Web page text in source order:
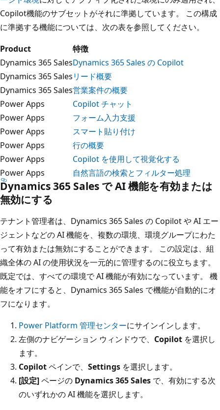
Copilot機能のサブセットがそれに準拠しています。 この構成
に準拠する機能については、次の表を参照してください。
Product
特徴
Dynamics 365 SalesDynamics 365 Sales の Copilot
Dynamics 365 Salesリード概要
Dynamics 365 Sales営業案件の概要
Power Apps
Copilot チャット
Power Apps
フォーム入力支援
Power Apps
スマート貼り付け
Power Apps
行の概要
Power Apps
Copilot を使用して視覚化する
Power Apps
自然言語の検索とフィルター処理
Dynamics 365 Sales で AI 機能を有効または
無効にする
テナント管理者は、Dynamics 365 Sales の Copilot や AI エー
ジェントなどの AI 機能を、複数の環境、環境グループにわた
って有効または無効にすることができます。 この設定は、組
織全体の AI の使用状況を一元的に管理するのに役立ちます。
既定では、すべての環境で AI 機能が有効になっています。 機
能をオフにすると、Dynamics 365 Sales で機能が自動的にオ
フになります。
Power Platform 管理センターにサインインします。
左側のナビゲーション ウィンドウで、 Copilot を選択し
ます。
Copilotペインで、 Settings を選択します。
[設定]ページの Dynamics 365 Sales で、有効にする次
のいずれかの AI 機能を選択します。